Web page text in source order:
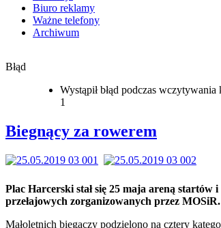
Biuro reklamy
Ważne telefony
Archiwum
Błąd
Wystąpił błąd podczas
1
Biegnący za rowerem
Plac Harcerski stał się 25 maja areną startów
przełajowych zorganizowanych przez MOSiR.
Małoletnich biegaczy podzielono na cztery